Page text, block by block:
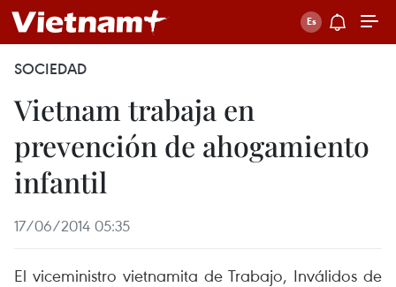
SOCIEDAD
Vietnam trabaja en
prevención de ahogamiento
infantil
17/06/2014 05:35
El viceministro vietnamita de Trabajo, Inválidos de